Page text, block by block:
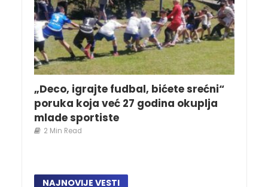
„Deco, igrajte fudbal, bićete srećni“
poruka koja već 27 godina okuplja
mlade sportiste
2 Min Read
NAJNOVIJE VESTI